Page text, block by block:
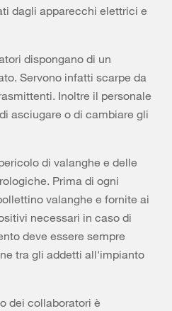
dagli apparecchi elettrici e
dispongano di un
Servono infatti scarpe da
Inoltre il personale
asciugare o di cambiare gli
di valanghe e delle
Prima di ogni
valanghe e fornite ai
necessari in caso di
deve essere sempre
tra gli addetti all'impianto
dei collaboratori è